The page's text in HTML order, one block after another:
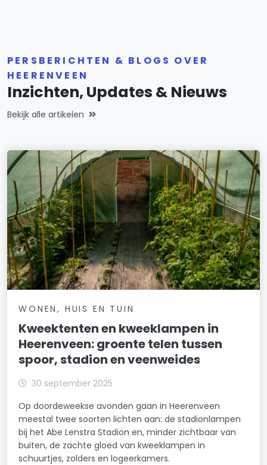
PERSBERICHTEN & BLOGS OVER
HEERENVEEN
Inzichten, Updates & Nieuws
Bekijk alle artikelen
WONEN, HUIS EN TUIN
Kweektenten en kweeklampen in
Heerenveen: groente telen tussen
spoor, stadion en veenweides
30 september 2025
Op doordeweekse avonden gaan in Heerenveen
meestal twee soorten lichten aan: de stadionlampen
bij het Abe Lenstra Stadion en, minder zichtbaar van
buiten, de zachte gloed van kweeklampen in
schuurtjes, zolders en logeerkamers.